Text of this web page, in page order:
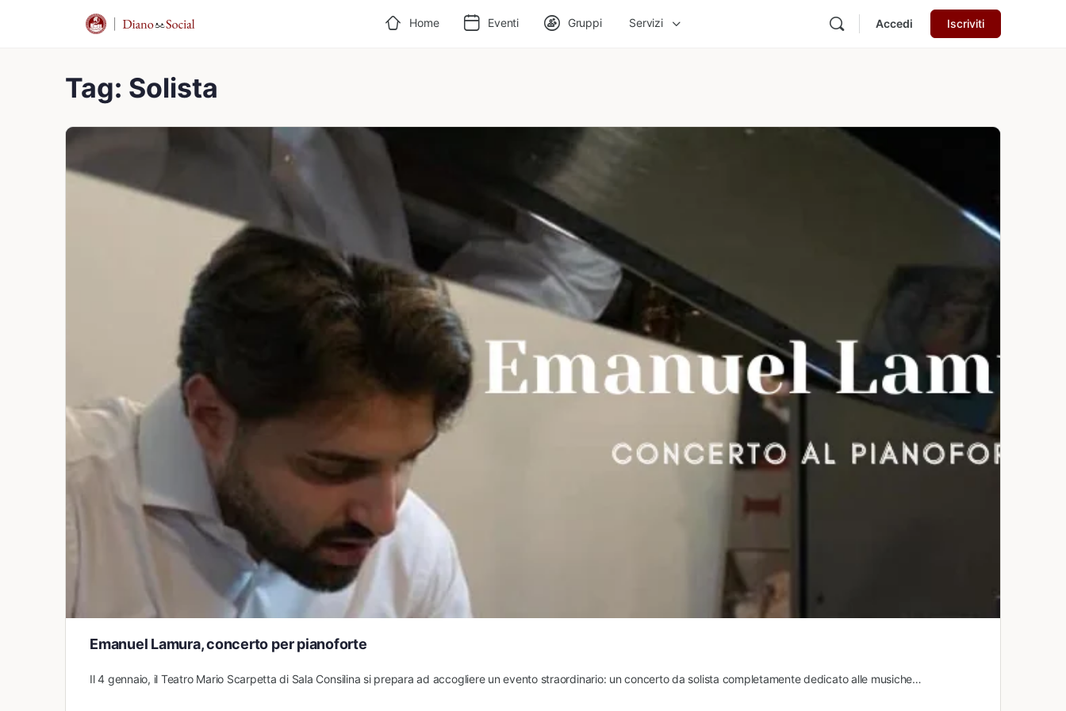
Home Eventi Gruppi Servizi Accedi Iscriviti
Tag: Solista
Emanuel Lamura, concerto per pianoforte
Il 4 gennaio, il Teatro Mario Scarpetta di Sala Consilina si prepara ad accogliere un evento straordinario: un concerto da solista completamente dedicato alle musiche…